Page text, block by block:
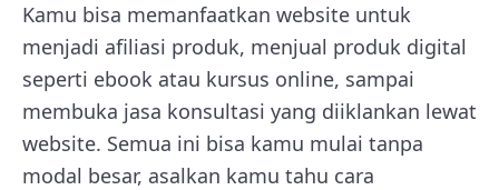
Kamu bisa memanfaatkan website untuk
menjadi afiliasi produk, menjual produk digital
seperti ebook atau kursus online, sampai
membuka jasa konsultasi yang diiklankan lewat
website. Semua ini bisa kamu mulai tanpa
modal besar, asalkan kamu tahu cara